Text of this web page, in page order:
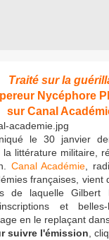
Traité sur la
Nycéphore
sur Canal
le 30 janvier
littérature militaire,
Canal Académie ,
françaises, vient
de laquelle Gilbert
et
en le replaçant
suivre l'émission ,